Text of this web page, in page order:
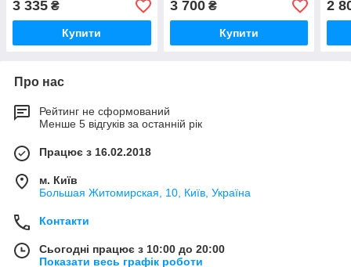
MATRIX
3 335 ₴
Купити
7pp941572ac
3 700₴
Купити
2
Про нас
Рейтинг не сформований
Менше 5 відгуків за останній рік
Працює з 16.02.2018
м. Київ
Большая Житомирская, 10, Київ, Україна
Контакти
Сьогодні працює з 10:00 до 20:00
Показати весь графік роботи